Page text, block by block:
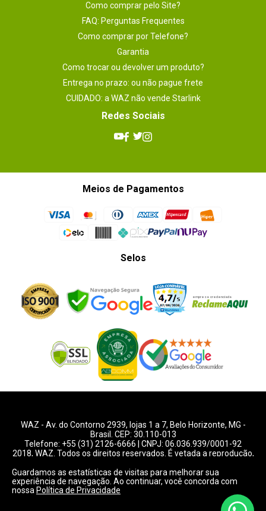
Como comprar pelo Site?
FAQ: Perguntas Frequentes
Como comprar por Telefone?
Garantia
Como trocar ou devolver um produto?
Entrega no prazo: ou não pague frete
CUIDADO: a WAZ não vende Starlink
Redes Sociais
Meios de Pagamentos
Selos
WAZ - Av. do Contorno 2939, lojas 1 a 7, Belo Horizonte, MG -
Brasil. CEP: 30.110-013
Telefone: +55 (31) 2126-6666 | CNPJ: 06.036.939/0001-92
2018, WAZ. Todos os direitos reservados. É vetada a reprodução,
Preços e condições de pagamentos válidos exclusivamente
para compras pelo website.
Guardamos as estatísticas de visitas para melhorar sua
experiência de navegação. Ao continuar, você concorda com
nossa Política de Privacidade